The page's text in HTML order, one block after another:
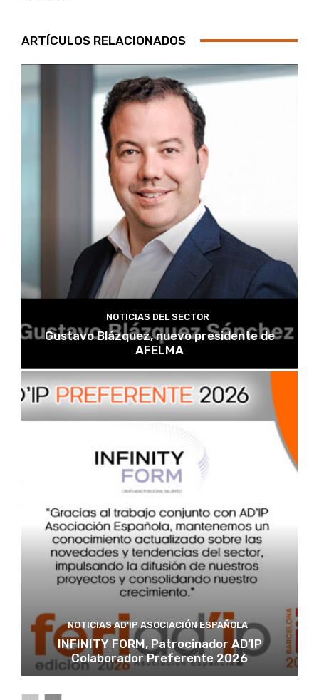
ARTÍCULOS RELACIONADOS
NOTICIAS DEL SECTOR
Gustavo Blázquez, nuevo presidente de
AFELMA
NOTICIAS AD'IP ASOCIACIÓN ESPAÑOLA
INFINITY FORM, Patrocinador AD’IP
Colaborador Preferente 2026